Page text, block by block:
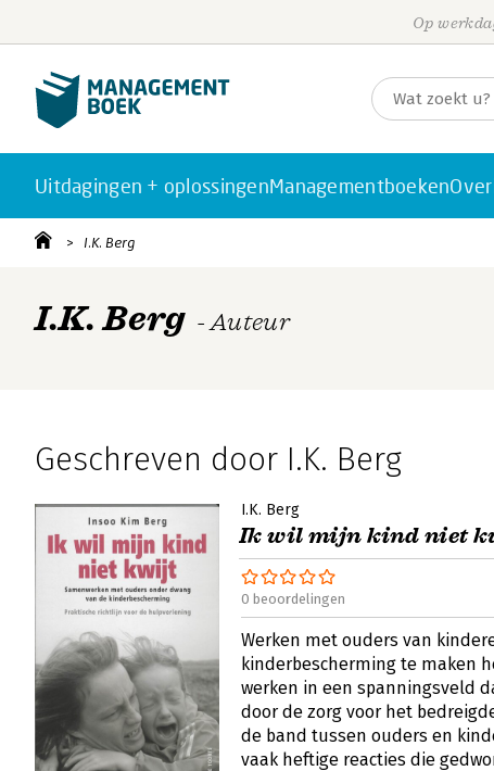
Op
Uitdagingen + oplossingenManagementboeken
I.K. Berg
I.K. Berg - Auteur
Geschreven door I.K. Berg
I.K. Berg
Ik wil mijn kind niet
0 beoordelingen
Werken met ouders van
kinderbescherming te maken
werken in een spanningsveld
door de zorg voor het
de band tussen ouders en
vaak heftige reacties die